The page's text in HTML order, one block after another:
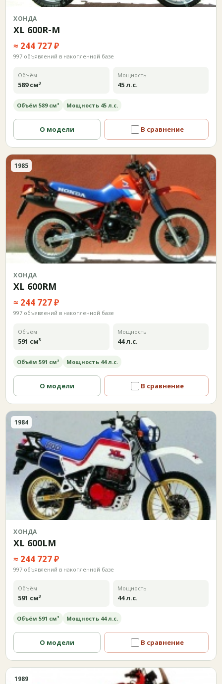
ХОНДА
XL 600R-M
≈ 244 727 ₽
997 объявлений в накопленной базе
Объём
589 см³
Мощность
45 л.с.
Объём 589 см³ Мощность 45 л.с.
О модели В сравнение
1985
ХОНДА
XL 600RM
≈ 244 727 ₽
997 объявлений в накопленной базе
Объём
591 см³
Мощность
44 л.с.
Объём 591 см³ Мощность 44 л.с.
О модели В сравнение
1984
ХОНДА
XL 600LM
≈ 244 727 ₽
997 объявлений в накопленной базе
Объём
591 см³
Мощность
44 л.с.
Объём 591 см³ Мощность 44 л.с.
О модели В сравнение
1989